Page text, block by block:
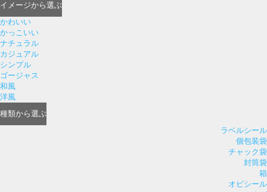
イメージから選ぶ
かわいい
かっこいい
ナチュラル
カジュアル
シンプル
ゴージャス
和風
洋風
種類から選ぶ
ラベルシール
個包装袋
チャック袋
封筒袋
箱
オビシール